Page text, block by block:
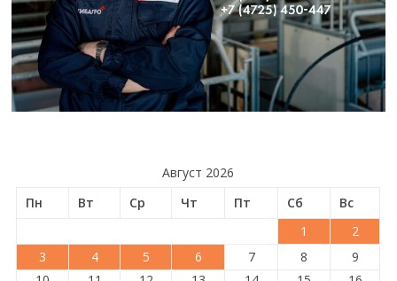
Август 2026
Пн
Вт Ср Чт Пт Сб
Вс
1
2
3
4 5 6 7 8
9